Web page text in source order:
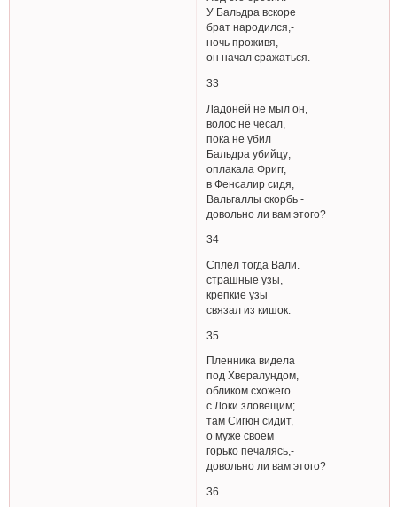
У Бальдра вскоре
брат народился,-
ночь проживя,
он начал сражаться.
33
Ладоней не мыл он,
волос не чесал,
пока не убил
Бальдра убийцу;
оплакала Фригг,
в Фенсалир сидя,
Вальгаллы скорбь -
довольно ли вам этого?
34
Сплел тогда Вали.
страшные узы,
крепкие узы
связал из кишок.
35
Пленника видела
под Хвералундом,
обликом схожего
с Локи зловещим;
там Сигюн сидит,
о муже своем
горько печалясь,-
довольно ли вам этого?
36